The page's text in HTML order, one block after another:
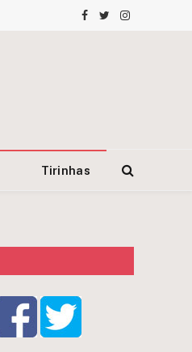
Facebook
TwitterInstagram
Tirinhas